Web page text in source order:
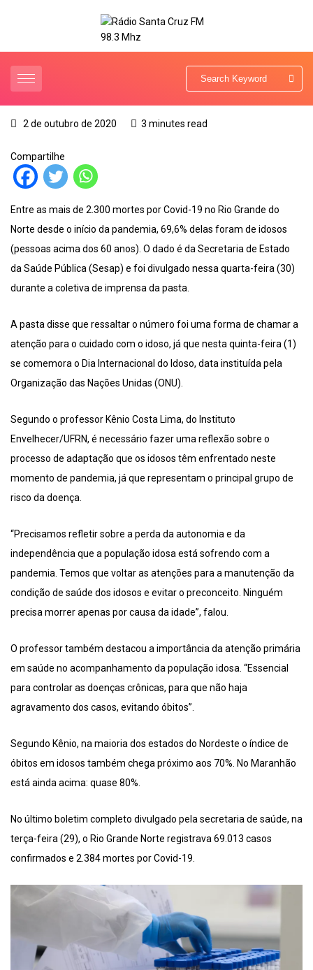
2 de outubro de 2020 3 minutes read
Compartilhe
Entre as mais de 2.300 mortes por Covid-19 no Rio Grande do
Norte desde o início da pandemia, 69,6% delas foram de idosos
(pessoas acima dos 60 anos). O dado é da Secretaria de Estado
da Saúde Pública (Sesap) e foi divulgado nessa quarta-feira (30)
durante a coletiva de imprensa da pasta.
A pasta disse que ressaltar o número foi uma forma de chamar a
atenção para o cuidado com o idoso, já que nesta quinta-feira (1)
se comemora o Dia Internacional do Idoso, data instituída pela
Organização das Nações Unidas (ONU).
Segundo o professor Kênio Costa Lima, do Instituto
Envelhecer/UFRN, é necessário fazer uma reflexão sobre o
processo de adaptação que os idosos têm enfrentado neste
momento de pandemia, já que representam o principal grupo de
risco da doença.
“Precisamos refletir sobre a perda da autonomia e da
independência que a população idosa está sofrendo com a
pandemia. Temos que voltar as atenções para a manutenção da
condição de saúde dos idosos e evitar o preconceito. Ninguém
precisa morrer apenas por causa da idade”, falou.
O professor também destacou a importância da atenção primária
em saúde no acompanhamento da população idosa. “Essencial
para controlar as doenças crônicas, para que não haja
agravamento dos casos, evitando óbitos”.
Segundo Kênio, na maioria dos estados do Nordeste o índice de
óbitos em idosos também chega próximo aos 70%. No Maranhão
está ainda acima: quase 80%.
No último boletim completo divulgado pela secretaria de saúde, na
terça-feira (29), o Rio Grande Norte registrava 69.013 casos
confirmados e 2.384 mortes por Covid-19.